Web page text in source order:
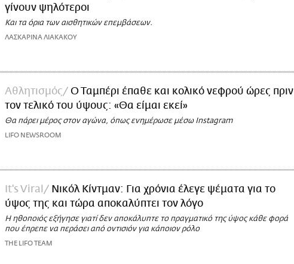
γίνουν ψηλότεροι
Και τα όρια των αισθητικών επεμβάσεων.
ΛΑΣΚΑΡΙΝΑ ΛΙΑΚΑΚΟΥ
Αθλητισμός
Ο Ταμπέρι έπαθε και κολικό νεφρού ώρες πριν
τον τελικό του ύψους: «Θα είμαι εκεί»
Θα πάρει μέρος στον αγώνα, όπως ενημέρωσε μέσω Instagram
LIFO NEWSROOM
It's Viral
Νικόλ Κίντμαν: Για χρόνια έλεγε ψέματα για το
ύψος της και τώρα αποκαλύπτει τον λόγο
Η ηθοποιός εξήγησε γιατί δεν αποκάλυπτε το πραγματικό της ύψος κάθε φορά
που έπρεπε να περάσει από οντισιόν για κάποιον ρόλο
THE LIFO TEAM